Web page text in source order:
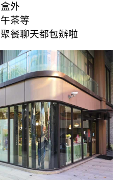
外
茶等
餐聊天都包辦啦